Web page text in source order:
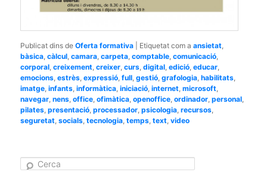
Publicat dins de Oferta formativa Etiquetat com a ansietat,
bàsica,càlcul,camara,carpeta,comptable,comunicació,
corporal,creixement,creixer,curs,digital,edició,educar,
emocions,estrès,expressió,full,gestió,grafologia,habilitats,
imatge,infants,informàtica,iniciació,internet,microsoft,
navegar,nens,office,ofimàtica,openoffice,ordinador,personal,
pilates,presentació,processador,psicologia,recursos,
seguretat,socials,tecnologia,temps,text,video
e